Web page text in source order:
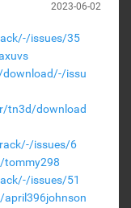
2023-06-02
issues/35
issu
tn3d/download
issues/6
tommy298
issues/51